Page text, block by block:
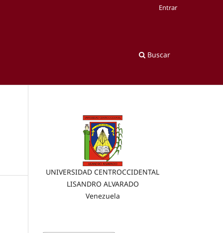
Buscar
Entrar
UNIVERSIDAD CENTROCCIDENTAL
LISANDRO ALVARADO
Venezuela